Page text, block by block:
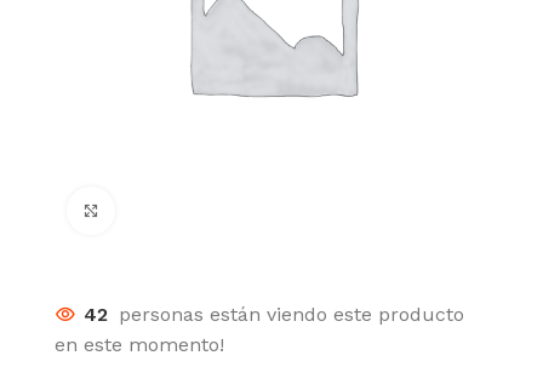
42 personas están viendo este producto
en este momento!